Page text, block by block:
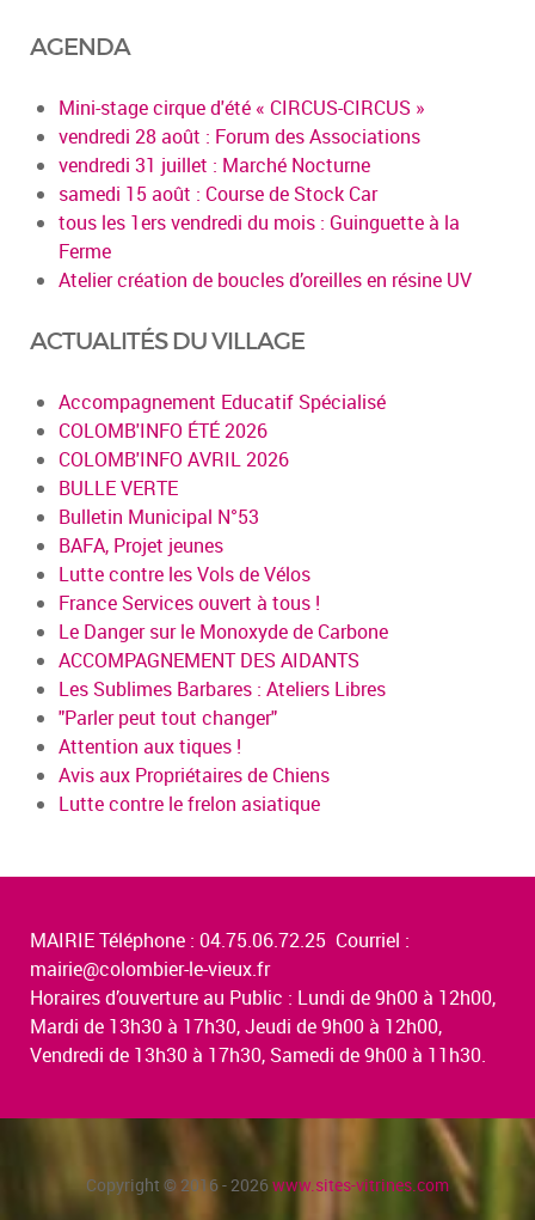
AGENDA
Mini-stage cirque d'été « CIRCUS-CIRCUS »
vendredi 28 août : Forum des Associations
vendredi 31 juillet : Marché Nocturne
samedi 15 août : Course de Stock Car
tous les 1ers vendredi du mois : Guinguette à la
Ferme
Atelier création de boucles d’oreilles en résine UV
ACTUALITÉS DU VILLAGE
Accompagnement Educatif Spécialisé
COLOMB'INFO ÉTÉ 2026
COLOMB'INFO AVRIL 2026
BULLE VERTE
Bulletin Municipal N°53
BAFA, Projet jeunes
Lutte contre les Vols de Vélos
France Services ouvert à tous !
Le Danger sur le Monoxyde de Carbone
ACCOMPAGNEMENT DES AIDANTS
Les Sublimes Barbares : Ateliers Libres
"Parler peut tout changer"
Attention aux tiques !
Avis aux Propriétaires de Chiens
Lutte contre le frelon asiatique
MAIRIE Téléphone : 04.75.06.72.25 Courriel :
mairie@colombier-le-vieux.fr
Horaires d’ouverture au Public : Lundi de 9h00 à 12h00,
Mardi de 13h30 à 17h30, Jeudi de 9h00 à 12h00,
Vendredi de 13h30 à 17h30, Samedi de 9h00 à 11h30.
Copyright © 2016 - 2026www.sites-vitrines.com